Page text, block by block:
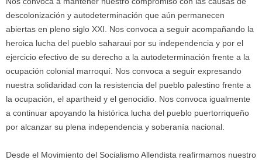
descolonización y autodeterminación que aún permanecen
abiertas en pleno siglo XXI. Nos convoca a seguir acompañando la
heroica lucha del pueblo saharaui por su independencia y por el
ejercicio efectivo de su derecho a la autodeterminación frente a la
ocupación colonial marroquí. Nos convoca a seguir expresando
nuestra solidaridad con la resistencia del pueblo palestino frente a
la ocupación, el apartheid y el genocidio. Nos convoca igualmente
a continuar apoyando la histórica lucha del pueblo puertorriqueño
por alcanzar su plena independencia y soberanía nacional.
Desde el Movimiento del Socialismo Allendista reafirmamos nuestro